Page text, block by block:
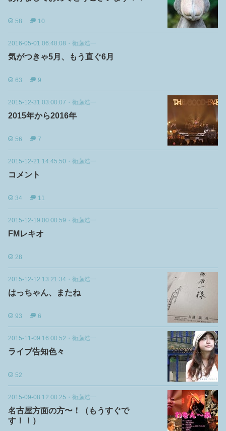
58 10
2016-05-01 06:48:08 ・ 衛藤浩一
気がつきゃ5月、もう直ぐ6月
63 9
2015-12-31 03:00:07 ・ 衛藤浩一
2015年から2016年
56 7
2015-12-21 14:45:50 ・ 衛藤浩一
コメント
34 11
2015-12-19 00:00:59 ・ 衛藤浩一
FMレキオ
28
2015-12-12 13:21:34 ・ 衛藤浩一
はっちゃん、またね
93 6
2015-11-09 16:00:52 ・ 衛藤浩一
ライブ告知色々
52
2015-09-08 12:00:25 ・ 衛藤浩一
名古屋方面の方〜！（もうすぐで
す！！）